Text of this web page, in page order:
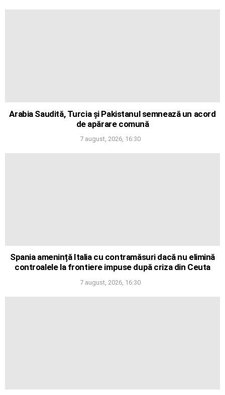
Arabia Saudită, Turcia și Pakistanul semnează un acord
de apărare comună
7 august, 2026, 16:30
Spania amenință Italia cu contramăsuri dacă nu elimină
controalele la frontiere impuse după criza din Ceuta
7 august, 2026, 16:30